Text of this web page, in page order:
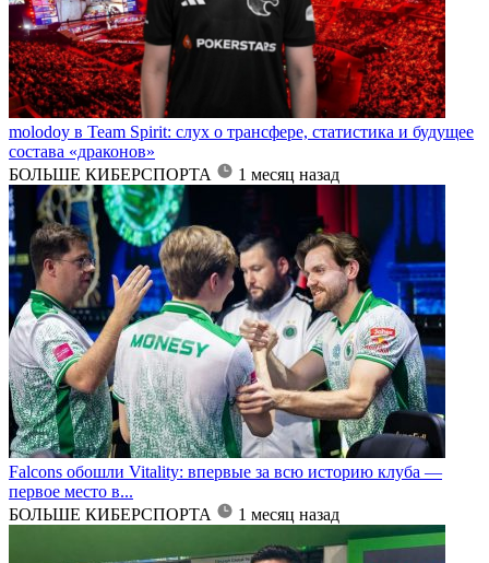
molodoy в Team Spirit: слух о трансфере, статистика и будущее
состава «драконов»
БОЛЬШЕ КИБЕРСПОРТА
1 месяц назад
Falcons обошли Vitality: впервые за всю историю клуба —
первое место в...
БОЛЬШЕ КИБЕРСПОРТА
1 месяц назад